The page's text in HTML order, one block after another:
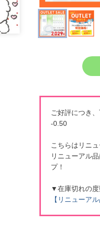
ご好評につき
-0.50
こちらはリニ
リニューアル
プ！
▼在庫切れの度
【リニューア